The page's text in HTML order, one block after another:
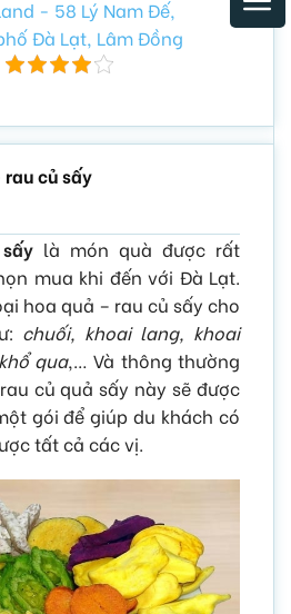
- 58 Lý Nam Đế,
Đà Lạt, Lâm Đồng
củ sấy
là món quà được rất
mua khi đến với Đà Lạt.
hoa quả – rau củ sấy cho
chuối, khoai lang, khoai
qua,… Và thông thường
củ quả sấy này sẽ được
gói để giúp du khách có
tất cả các vị.